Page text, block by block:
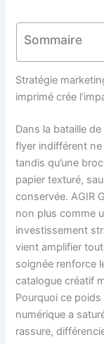
Sommaire
Stratégie
imprimé crée
Dans la bataille
flyer indifférent ne
tandis qu’une
papier texturé,
conservée. AGIR
non plus comme
investissement
vient amplifier
soignée renforce
catalogue créatif
Pourquoi ce
numérique a
rassure,